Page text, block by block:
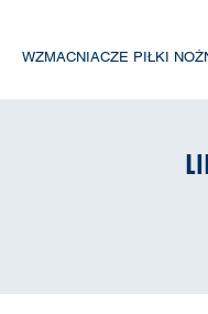
WZMACNIACZE PIŁKI